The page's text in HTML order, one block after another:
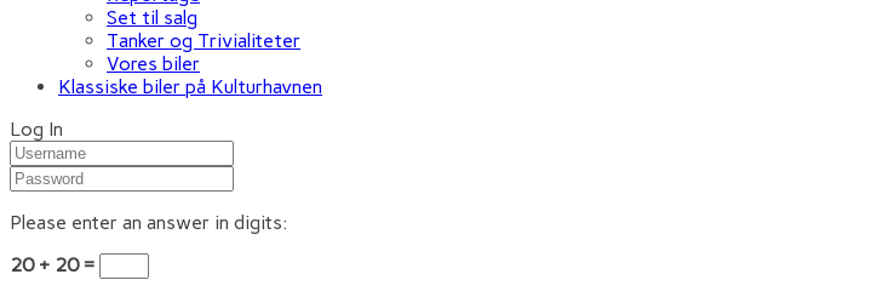
Set til salg
Tanker og Trivialiteter
Vores biler
Klassiske biler på Kulturhavnen
Log In
Please enter an answer in digits:
20 + 20 =